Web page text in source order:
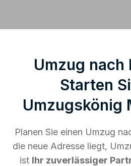
Umzug nach
Starten
Umzugskönig
Planen Sie einen Umzug
die neue Adresse liegt,
ist Ihr zuverlässiger